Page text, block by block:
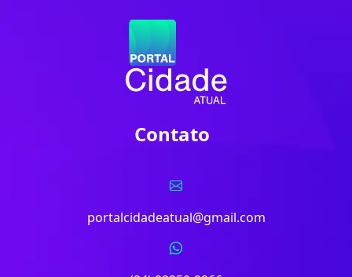
Contato
portalcidadeatual@gmail.com